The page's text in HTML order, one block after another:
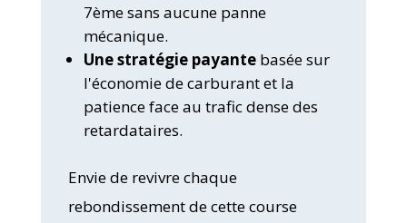
7ème sans aucune panne
mécanique.
Une stratégie payantebasée sur
l'économie de carburant et la
patience face au trafic dense des
retardataires.
Envie de revivre chaque
rebondissement de cette course